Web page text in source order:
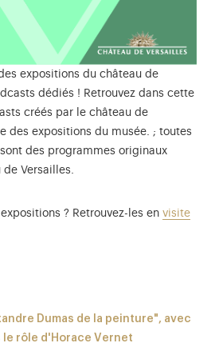
expositions du château de
dédiés ! Retrouvez dans cette
créés par le château de
des expositions du musée. ; toutes
des programmes originaux
Versailles.
? Retrouvez-les en visite
Dumas de la peinture", avec
rôle d'Horace Vernet